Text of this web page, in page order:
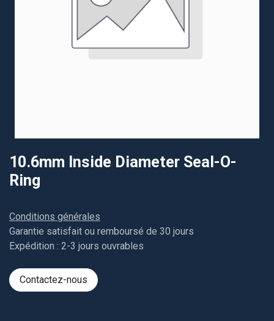
10.6mm Inside Diameter Seal-O-
Ring
Conditions générales
Garantie satisfait ou remboursé de 30 jours
Expédition : 2-3 jours ouvrables
Contactez-nous